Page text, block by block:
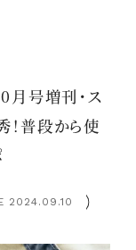
月号増刊・ス
！普段から使
2024.09.10